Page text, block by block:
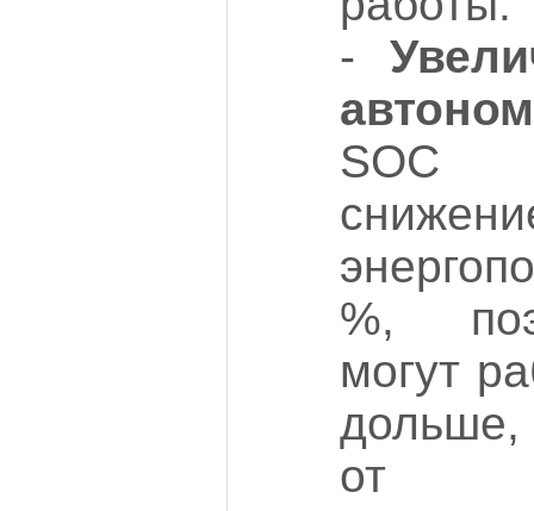
-
SOC
%,
могут
от